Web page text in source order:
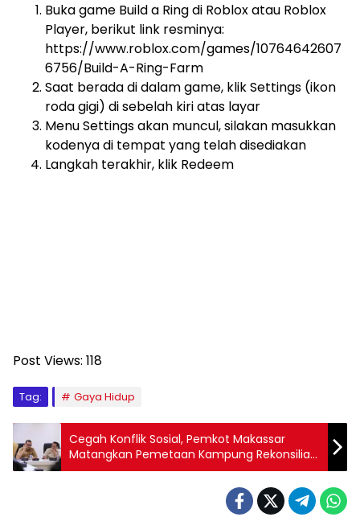
Buka game Build a Ring di Roblox atau Roblox
Player, berikut link resminya:
https://www.roblox.com/games/10764642607
6756/Build-A-Ring-Farm
Saat berada di dalam game, klik Settings (ikon
roda gigi) di sebelah kiri atas layar
Menu Settings akan muncul, silakan masukkan
kodenya di tempat yang telah disediakan
Langkah terakhir, klik Redeem
Post Views: 118
Tag: Gaya Hidup
Cegah Konflik Sosial, Pemkot Makassar
Matangkan Pemetaan Kampung Rekonsiliasi
dan Perdamaian